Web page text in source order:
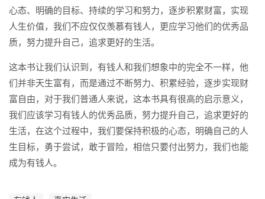
心态、明确的目标、持续的学习和努力，逐步积累财富，实现
人生价值，我们不应仅仅羡慕有钱人，更应学习他们的优秀品
质，努力提升自己，追求更好的生活。
这本书让我们认识到，有钱人和我们想象中的完全不一样，他
们并非天生富有，而是通过不断努力、积累经验，逐步实现财
富自由，对于我们普通人来说，这本书具有很高的启示意义，
我们应该学习有钱人的优秀品质，努力提升自己，追求更好的
生活，在这个过程中，我们要保持积极的心态，明确自己的人
生目标，勇于尝试，敢于冒险，相信只要付出努力，我们也能
成为有钱人。